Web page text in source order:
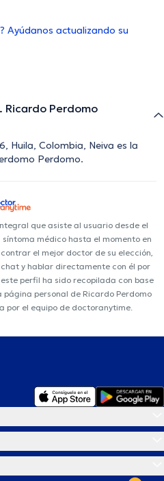
Ayúdanos actualizando su
Ricardo Perdomo
Huila, Colombia, Neiva es la
Perdomo.
que asiste al usuario desde el
médico hasta el momento en
el mejor doctor de su elección,
y hablar directamente con él por
perfil ha sido recopilada con base
personal de Ricardo Perdomo
por el equipo de doctoranytime.